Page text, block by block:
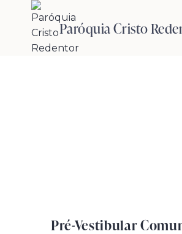
Conteúdo
Paróquia Cristo
Pré-Vestibular